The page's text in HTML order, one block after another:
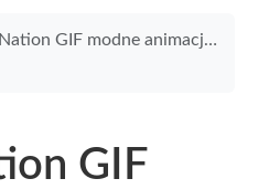
GIF modne animacje dla fanów e-papierosów
GIF